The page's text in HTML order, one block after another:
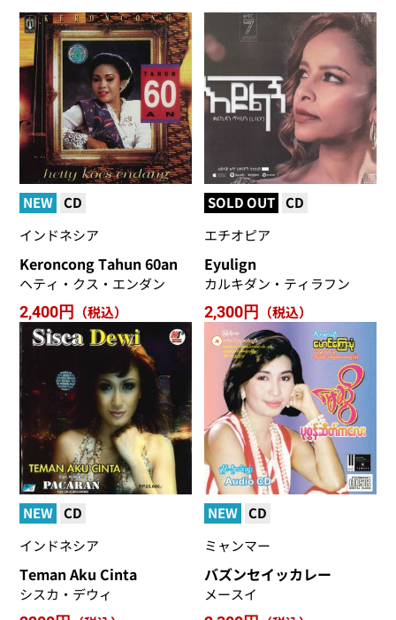
NEW CD
インドネシア
Keroncong Tahun 60an
ヘティ・クス・エンダン
2,400円
（税込）
SOLD OUT CD
エチオピア
Eyulign
カルキダン・ティラフン
2,300円
（税込）
NEW CD
インドネシア
Teman Aku Cinta
シスカ・デウィ
NEW CD
ミャンマー
バズンセイッカレー
メースイ